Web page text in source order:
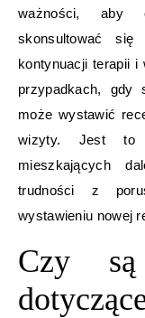
ważności, aby
skonsultować
kontynuacji terapii i
przypadkach, gdy
może wystawić
wizyty. Jest to
mieszkających
trudności z
wystawieniu nowej
Czy